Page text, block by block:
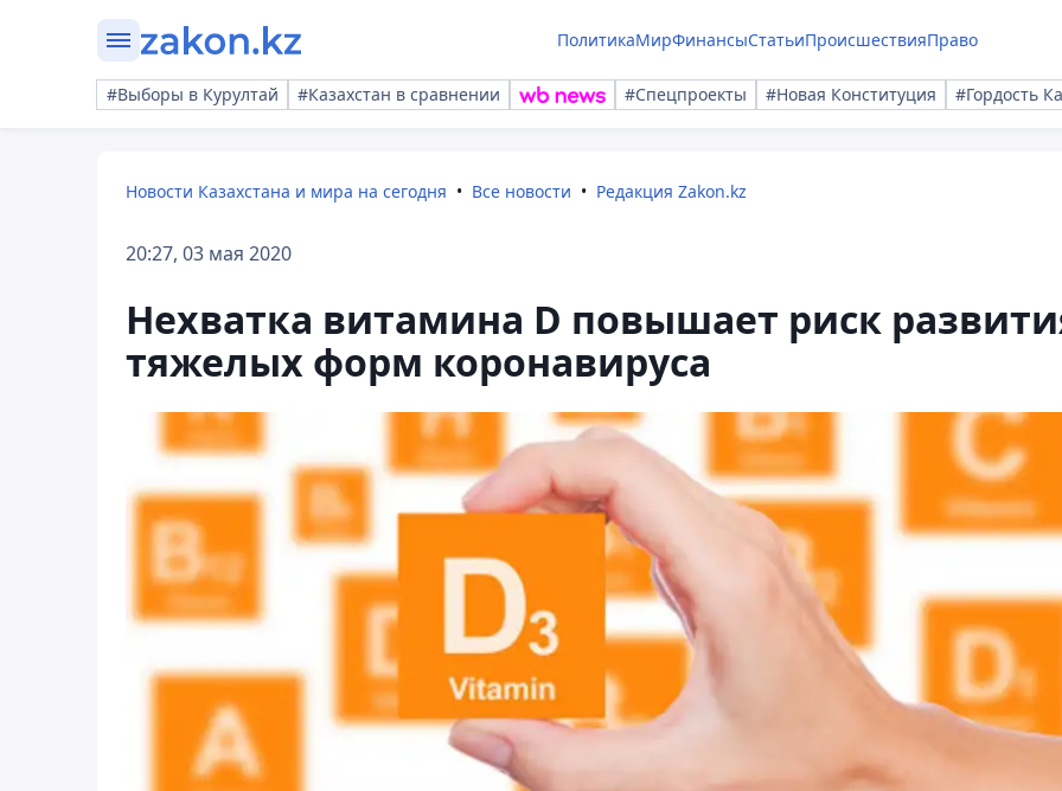
ПолитикаМирФинансыСтатьиПроисшествияПраво
#Выборы в Курултай #Казахстан в сравнении #Спецпроекты #Новая Конституция #Гордость
Новости Казахстана и мира на сегодня Все новости Редакция Zakon.kz
20:27, 03 мая 2020
Нехватка витамина D повышает риск
тяжелых форм коронавируса